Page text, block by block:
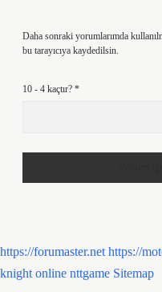
Daha sonraki yorumlarımda
bu tarayıcıya kaydedilsin.
10 - 4 kaçtır? *
https://forumaster.net https://
knight online nttgame Sitemap